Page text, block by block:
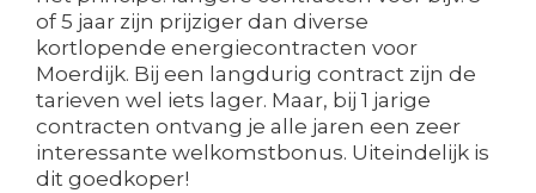
of 5 jaar zijn prijziger dan diverse
kortlopende energiecontracten voor
Moerdijk. Bij een langdurig contract zijn de
tarieven wel iets lager. Maar, bij 1 jarige
contracten ontvang je alle jaren een zeer
interessante welkomstbonus. Uiteindelijk is
dit goedkoper!